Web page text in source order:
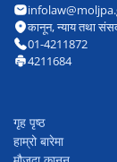
कानून, न्याय तथा
01-4211872
4211684
गृह पृष्ठ
हाम्रो बारेमा